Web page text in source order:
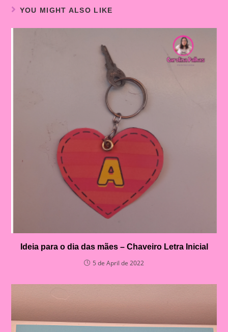
YOU MIGHT ALSO LIKE
Ideia para o dia das mães – Chaveiro Letra Inicial
5 de April de 2022